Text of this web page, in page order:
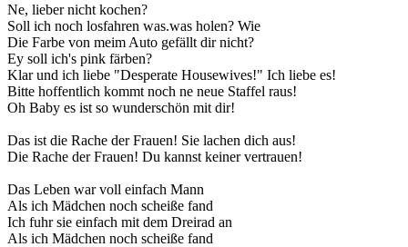
Ne, lieber nicht kochen?
Soll ich noch losfahren was.was holen? Wie
Die Farbe von meim Auto gefällt dir nicht?
Ey soll ich's pink färben?
Klar und ich liebe "Desperate Housewives!" Ich liebe es!
Bitte hoffentlich kommt noch ne neue Staffel raus!
Oh Baby es ist so wunderschön mit dir!
Das ist die Rache der Frauen! Sie lachen dich aus!
Die Rache der Frauen! Du kannst keiner vertrauen!
Das Leben war voll einfach Mann
Als ich Mädchen noch scheiße fand
Ich fuhr sie einfach mit dem Dreirad an
Als ich Mädchen noch scheiße fand